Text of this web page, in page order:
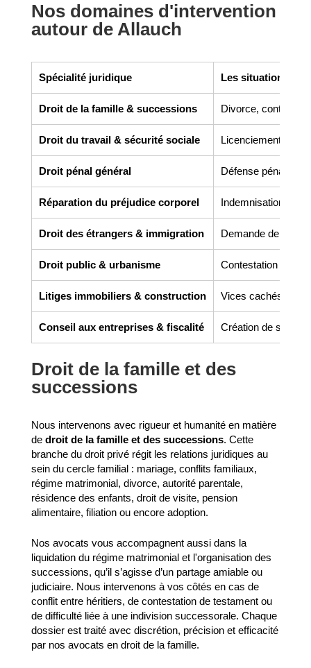
Nos domaines d'intervention
autour de Allauch
Spécialité juridique Les situations
Droit de la famille & successions Divorce, contrats
Droit du travail & sécurité sociale Licenciement,
Droit pénal général Défense pénale,
Réparation du préjudice corporel Indemnisation des
Droit des étrangers & immigration Demande de titre
Droit public & urbanisme Contestation de
Litiges immobiliers & construction Vices cachés,
Conseil aux entreprises & fiscalité Création de
Droit de la famille et des
successions
Nous intervenons avec rigueur et humanité en matière
de droit de la famille et des successions. Cette
branche du droit privé régit les relations juridiques au
sein du cercle familial : mariage, conflits familiaux,
régime matrimonial, divorce, autorité parentale,
résidence des enfants, droit de visite, pension
alimentaire, filiation ou encore adoption.
Nos avocats vous accompagnent aussi dans la
liquidation du régime matrimonial et l'organisation des
successions, qu’il s’agisse d’un partage amiable ou
judiciaire. Nous intervenons à vos côtés en cas de
conflit entre héritiers, de contestation de testament ou
de difficulté liée à une indivision successorale. Chaque
dossier est traité avec discrétion, précision et efficacité
par nos avocats en droit de la famille.